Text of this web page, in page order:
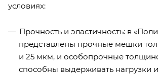
условиях:
Прочность и эластичность: в
представлены прочные мешки
и 25 мкм, и особопрочные
способны выдерживать нагрузки